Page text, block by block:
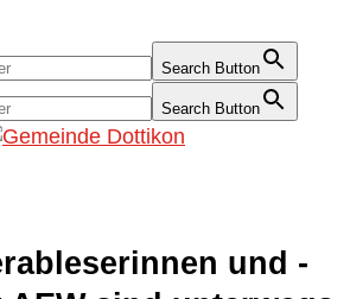
Search Button
Search Button
und -